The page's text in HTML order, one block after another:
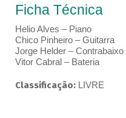
Ficha Técnica
Helio Alves – Piano
Chico Pinheiro – Guitarra
Jorge Helder – Contrabaixo
Vitor Cabral – Bateria
Classificação: LIVRE